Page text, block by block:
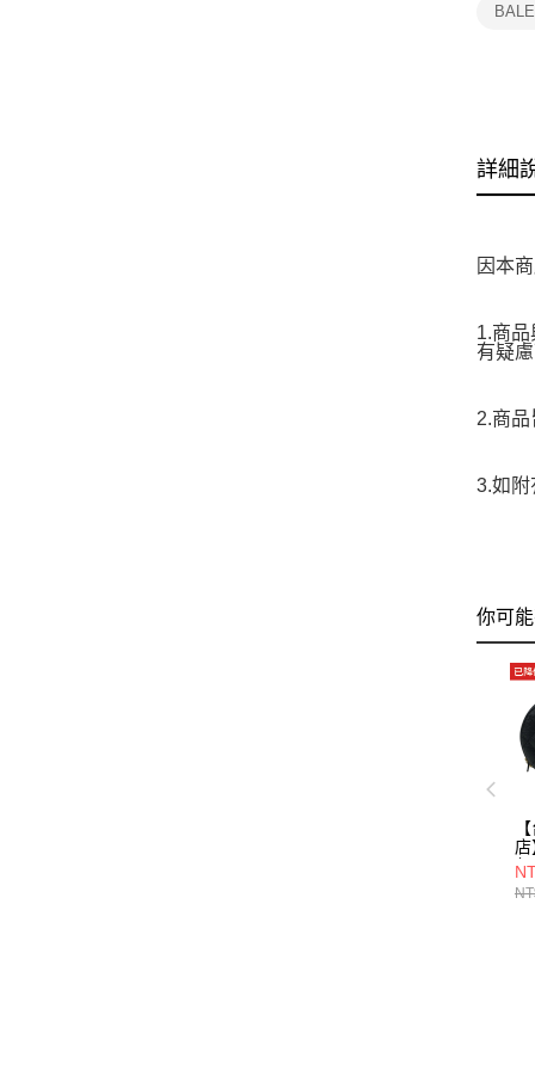
詳細
因本
1.商
有疑
2.商
3.如附
你可